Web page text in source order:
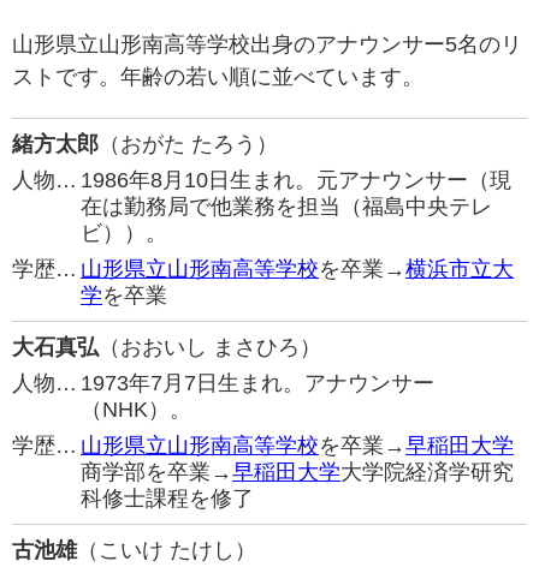
山形県立山形南高等学校出身のアナウンサー5名のリ
ストです。年齢の若い順に並べています。
緒方太郎 （おがた たろう）
人物… 1986年8月10日生まれ。元アナウンサー（現
在は勤務局で他業務を担当（福島中央テレ
ビ））。
学歴… 山形県立山形南高等学校を卒業→横浜市立大
学を卒業
大石真弘 （おおいし まさひろ）
人物… 1973年7月7日生まれ。アナウンサー
（NHK）。
学歴… 山形県立山形南高等学校を卒業→早稲田大学
商学部を卒業→早稲田大学大学院経済学研究
科修士課程を修了
古池雄（こいけ たけし）